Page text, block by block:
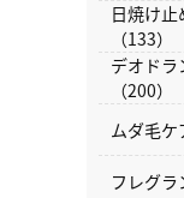
日焼け
（133）
デオドラ
（200）
ムダ毛ケ
フレグラ